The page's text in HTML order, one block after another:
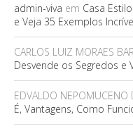
admin-viva em Casa
e Veja 35 Exemplos
CARLOS LUIZ MORAES
Desvende os Segredos e
EDVALDO NEPOMUCENO
É, Vantagens, Como